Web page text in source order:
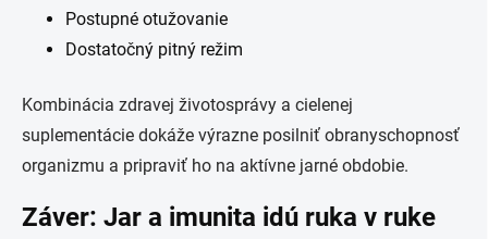
Postupné otužovanie
Dostatočný pitný režim
Kombinácia zdravej životosprávy a cielenej
suplementácie dokáže výrazne posilniť obranyschopnosť
organizmu a pripraviť ho na aktívne jarné obdobie.
Záver: Jar a imunita idú ruka v ruke